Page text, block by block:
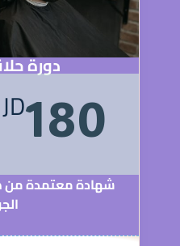
دورة
180
JD
شهادة معتمدة من